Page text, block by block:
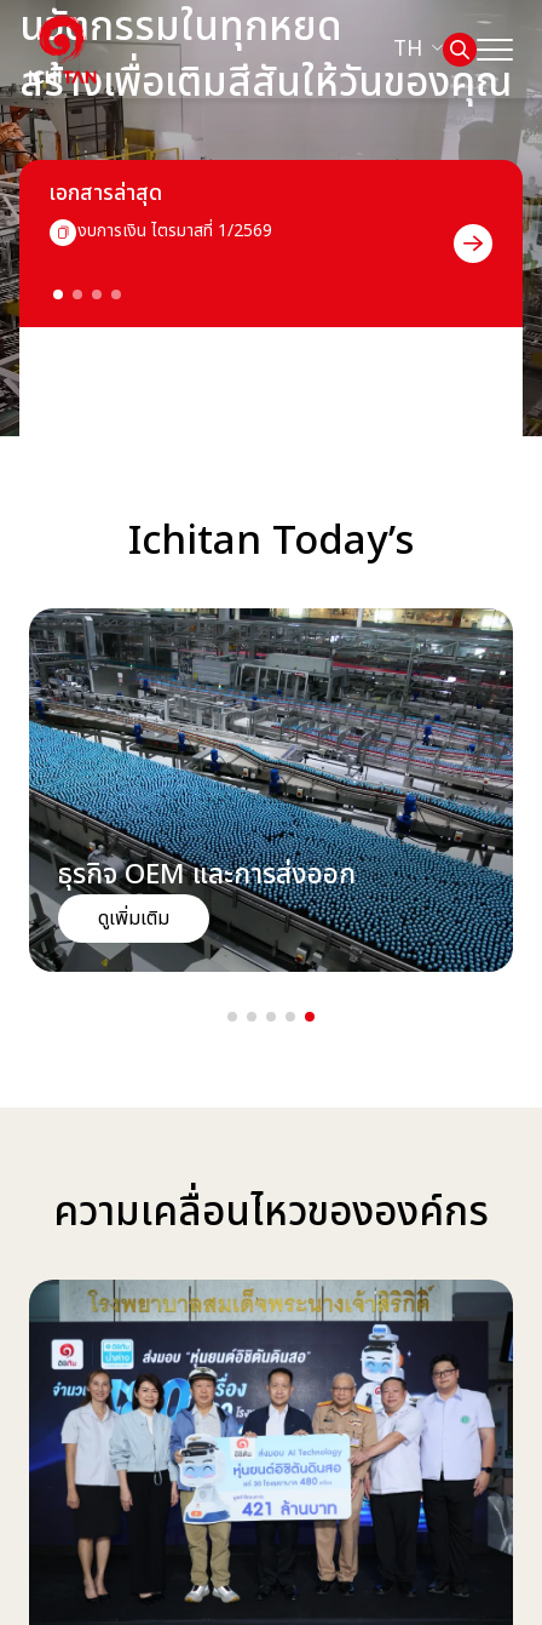
TH
ค้นหาในเว็บไซต์
หน้าหลัก
เกี่ยวกับเรา
นักลงทุนสัมพันธ์
ข่าวสารและสื่อประชาสัมพันธ์
ร่วมงานกับเรา
ติดต่อเรา
TANLAND
นวัตกรรมในทุกหยด
สร้างเพื่อเติมสีสันให้วันของคุณ
เอกสารล่าสุด
งบการเงิน ไตรมาสที่ 1/2569
Ichitan Today’s
ธุรกิจ OEM และการส่งออก
ดูเพิ่มเติม
ความเคลื่อนไหวขององค์กร